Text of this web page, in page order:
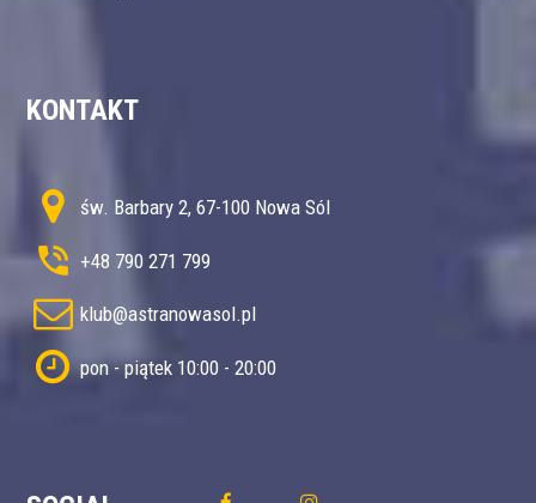
KONTAKT
św. Barbary 2, 67-100 Nowa Sól
+48 790 271 799
klub@astranowasol.pl
pon - piątek 10:00 - 20:00